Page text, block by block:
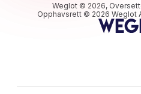
Weglot © 2026,
Opphavsrett © 2026 Weglot